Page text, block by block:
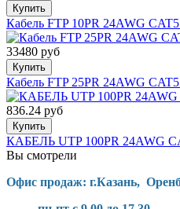
Купить
Кабель FTP 10PR 24AWG
33480 руб
Купить
Кабель FTP 25PR 24AWG
836.24 руб
Купить
КАБЕЛЬ UTP 100PR 24AWG
Вы смотрели
Офис продаж: г.Казань,